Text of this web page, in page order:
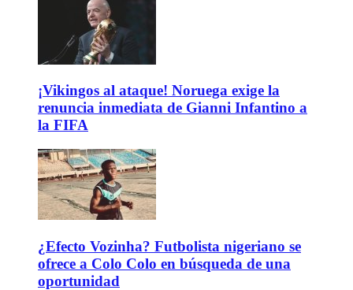
¡Vikingos al ataque! Noruega exige la
renuncia inmediata de Gianni Infantino a
la FIFA
¿Efecto Vozinha? Futbolista nigeriano se
ofrece a Colo Colo en búsqueda de una
oportunidad